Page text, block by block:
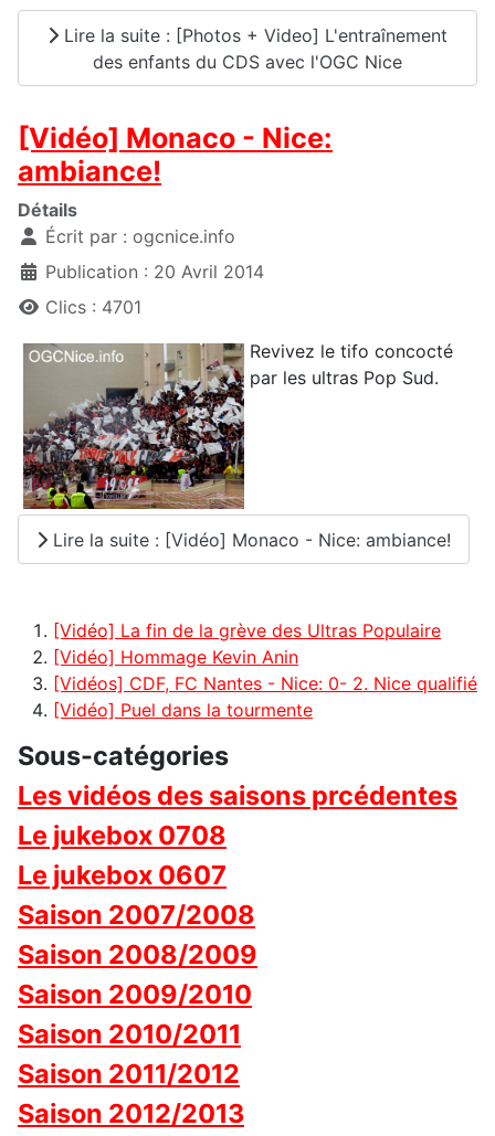
Lire la suite : [Photos + Video] L'entraînement
des enfants du CDS avec l'OGC Nice
[Vidéo] Monaco - Nice:
ambiance!
Détails
Écrit par : ogcnice.info
Publication : 20 Avril 2014
Clics : 4701
Revivez le tifo concocté
par les ultras Pop Sud.
Lire la suite : [Vidéo] Monaco - Nice: ambiance!
[Vidéo] La fin de la grève des Ultras Populaire
[Vidéo] Hommage Kevin Anin
[Vidéos] CDF, FC Nantes - Nice: 0- 2. Nice qualifié
[Vidéo] Puel dans la tourmente
Sous-catégories
Les vidéos des saisons prcédentes
Le jukebox 0708
Le jukebox 0607
Saison 2007/2008
Saison 2008/2009
Saison 2009/2010
Saison 2010/2011
Saison 2011/2012
Saison 2012/2013